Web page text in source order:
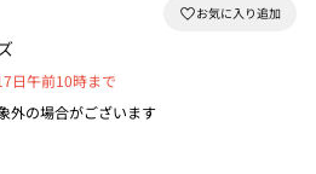
日午前10時まで
外の場合がございます